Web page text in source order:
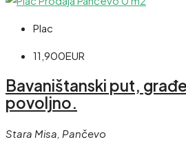
Plac
11,900EUR
Bavaništanski put,
povoljno.
Stara Misa, Pančevo